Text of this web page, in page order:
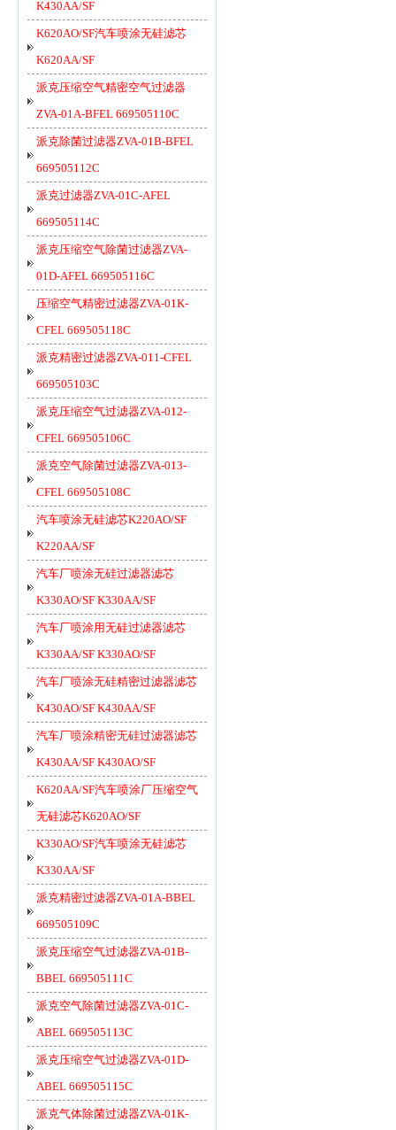
K430AA/SF
K620AO/SF汽车喷涂无硅滤芯
K620AA/SF
派克压缩空气精密空气过滤器
ZVA-01A-BFEL 669505110C
派克除菌过滤器ZVA-01B-BFEL
669505112C
派克过滤器ZVA-01C-AFEL
669505114C
派克压缩空气除菌过滤器ZVA-
01D-AFEL 669505116C
压缩空气精密过滤器ZVA-01K-
CFEL 669505118C
派克精密过滤器ZVA-011-CFEL
669505103C
派克压缩空气过滤器ZVA-012-
CFEL 669505106C
派克空气除菌过滤器ZVA-013-
CFEL 669505108C
汽车喷涂无硅滤芯K220AO/SF
K220AA/SF
汽车厂喷涂无硅过滤器滤芯
K330AO/SF K330AA/SF
汽车厂喷涂用无硅过滤器滤芯
K330AA/SF K330AO/SF
汽车厂喷涂无硅精密过滤器滤芯
K430AO/SF K430AA/SF
汽车厂喷涂精密无硅过滤器滤芯
K430AA/SF K430AO/SF
K620AA/SF汽车喷涂厂压缩空气
无硅滤芯K620AO/SF
K330AO/SF汽车喷涂无硅滤芯
K330AA/SF
派克精密过滤器ZVA-01A-BBEL
669505109C
派克压缩空气过滤器ZVA-01B-
BBEL 669505111C
派克空气除菌过滤器ZVA-01C-
ABEL 669505113C
派克压缩空气过滤器ZVA-01D-
ABEL 669505115C
派克气体除菌过滤器ZVA-01K-